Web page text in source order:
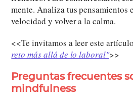
mente. Analiza tus pensamientos
velocidad y volver a la calma.
<<Te invitamos a leer este
reto más allá de lo laboral">>
Preguntas frecuentes
mindfulness